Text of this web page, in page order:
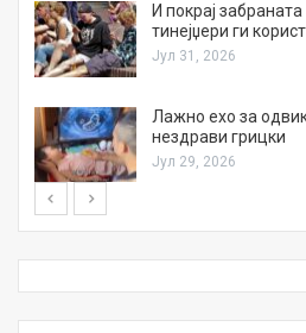
И покрај
тинејџери ги
Јул 31, 2026
Лажно ехо за
нездрави грицки
Јул 29, 2026